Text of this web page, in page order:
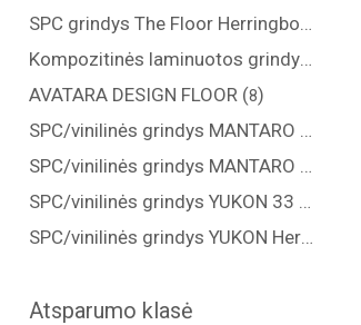
SPC grindys The Floor Herringbone (
Kompozitinės laminuotos grindys "COREPEL" (
AVATARA DESIGN FLOOR (8)
SPC/vinilinės grindys MANTARO 34 kl. (
SPC/vinilinės grindys MANTARO Herringbone 34 kl. (
SPC/vinilinės grindys YUKON 33 kl. (
SPC/vinilinės grindys YUKON Herringbone 33 kl. (
Atsparumo klasė